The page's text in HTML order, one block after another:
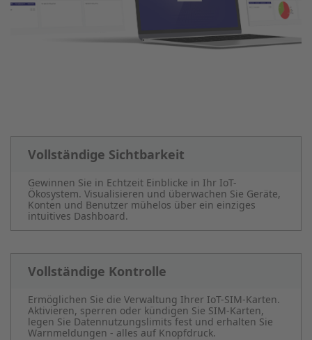
Vollständige Sichtbarkeit
Gewinnen Sie in Echtzeit Einblicke in Ihr IoT-
Ökosystem. Visualisieren und überwachen Sie Geräte,
Konten und Benutzer mühelos über ein einziges
intuitives Dashboard.
Vollständige Kontrolle
Ermöglichen Sie die Verwaltung Ihrer IoT-SIM-Karten.
Aktivieren, sperren oder kündigen Sie SIM-Karten,
legen Sie Datennutzungslimits fest und erhalten Sie
Warnmeldungen - alles auf Knopfdruck.